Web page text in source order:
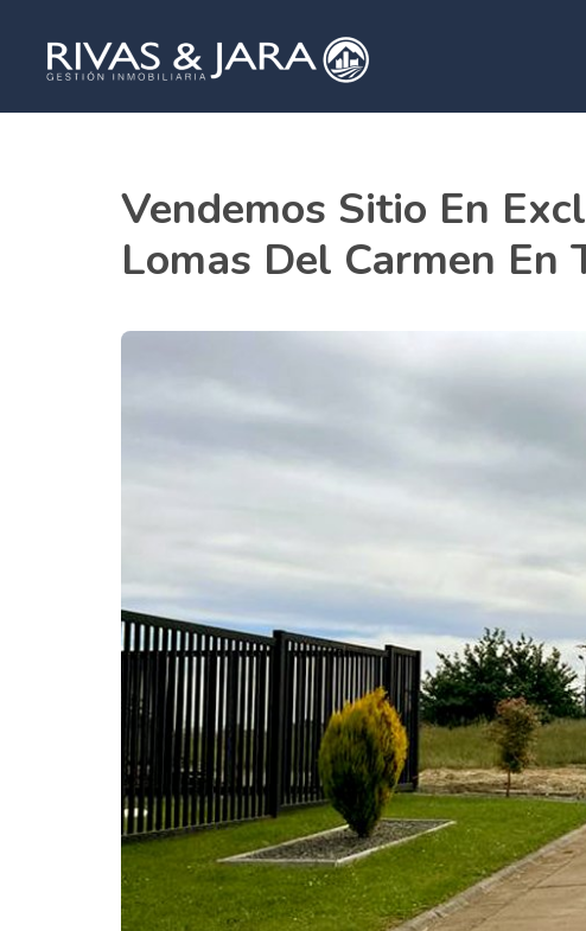
Vendemos Sitio En
Lomas Del Carmen En